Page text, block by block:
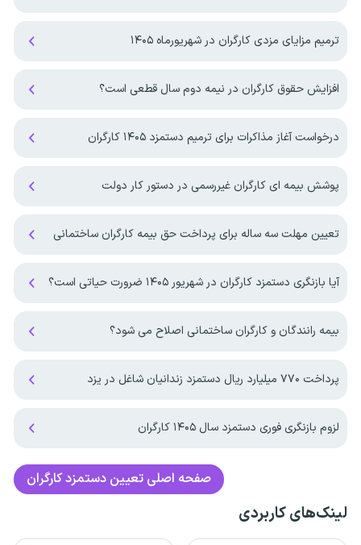
ترمیم مزایای مزدی کارگران در شهریورماه ۱۴۰۵
افزایش حقوق کارگران در نیمه دوم سال قطعی است؟
درخواست آغاز مذاکرات برای ترمیم دستمزد ۱۴۰۵ کارگران
پوشش بیمه ای کارگران غیررسمی در دستور کار دولت
تعیین مهلت سه ساله برای پرداخت حق بیمه کارگران ساختمانی
آیا بازنگری دستمزد کارگران در شهریور ۱۴۰۵ ضرورت حیاتی است؟
بیمه رانندگان و کارگران ساختمانی اصلاح می شود؟
پرداخت ۷۷۰ میلیارد ریال دستمزد زندانیان شاغل در یزد
لزوم بازنگری فوری دستمزد سال ۱۴۰۵ کارگران
صفحه اصلی تعیین دستمزد کارگران
لینک‌های کاربردی